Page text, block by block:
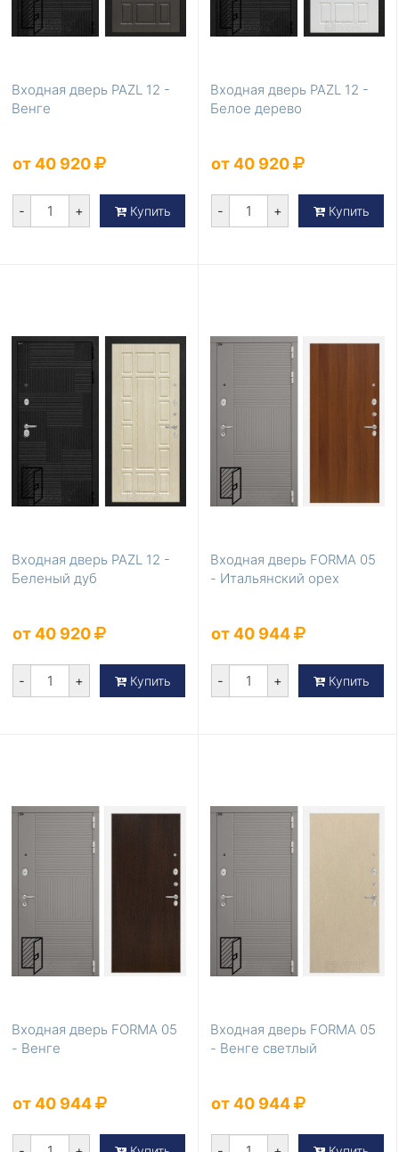
Входная дверь PAZL 12 -
Венге
от 40 920
- + Купить
Входная дверь PAZL 12 -
Белое дерево
от 40 920
- + Купить
Входная дверь PAZL 12 -
Беленый дуб
от 40 920
- + Купить
Входная дверь FORMA 05
- Итальянский орех
от 40 944
- + Купить
Входная дверь FORMA 05
- Венге
от 40 944
Входная дверь FORMA 05
- Венге светлый
от 40 944